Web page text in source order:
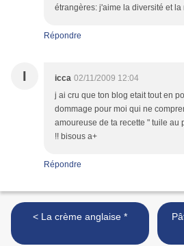
étrangères: j'aime la diversité et la
Répondre
I icca 02/11/2009 12:04
j ai cru que ton blog etait tout en
dommage pour moi qui ne
amoureuse de ta recette " tuile au
!! bisous a+
Répondre
< La crème anglaise *